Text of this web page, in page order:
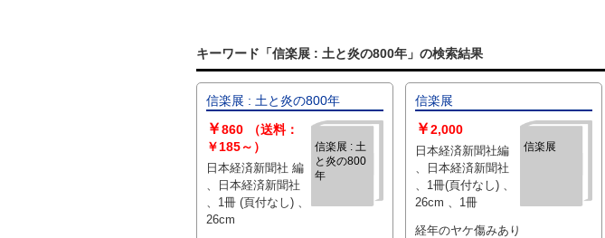
キーワード「信楽展 : 土と炎の800年」の検索結果
信楽展 : 土と炎の800年
信楽展 : 土
と炎の800
年
￥860
（送料：
￥185～）
日本経済新聞社 編
、日本経済新聞社
、1冊 (頁付なし) 、
26cm
信楽展
信楽展
￥2,000
日本経済新聞社編
、日本経済新聞社
、1冊(頁付なし) 、
26cm 、1冊
経年のヤケ傷みあり